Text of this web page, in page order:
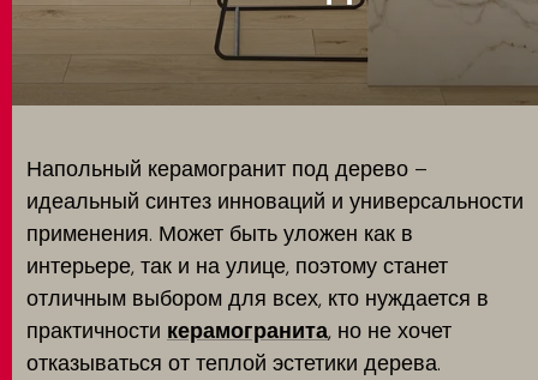
MATCH APP
ПОИСК
ЗАПРЕТНАЯ ЗОНА
Напольный керамогранит под дерево –
идеальный синтез инноваций и универсальности
применения. Может быть уложен как в
интерьере, так и на улице, поэтому станет
отличным выбором для всех, кто нуждается в
практичности керамогранита, но не хочет
отказываться от теплой эстетики дерева.